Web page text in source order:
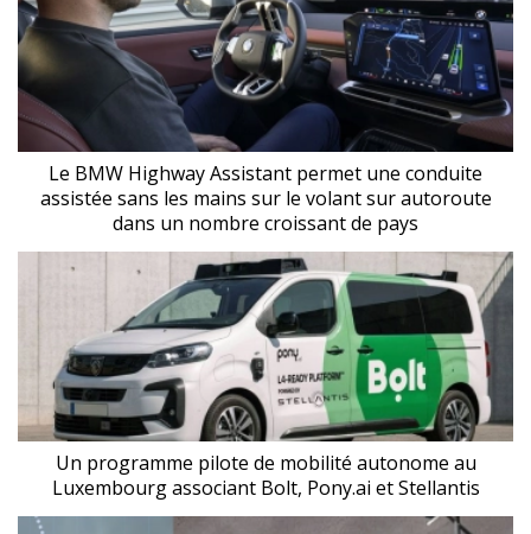
Le BMW Highway Assistant permet une conduite
assistée sans les mains sur le volant sur autoroute
dans un nombre croissant de pays
Un programme pilote de mobilité autonome au
Luxembourg associant Bolt, Pony.ai et Stellantis